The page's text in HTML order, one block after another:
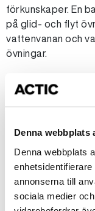
Denna webbplats
Denna webbplats
annonserna till
sociala medier
förkunskaper. En
på glid- och flyt
vattenvanan och
övningar.
Filtrera på din
Bokningsbara
6 lediga platser
Minisimskola